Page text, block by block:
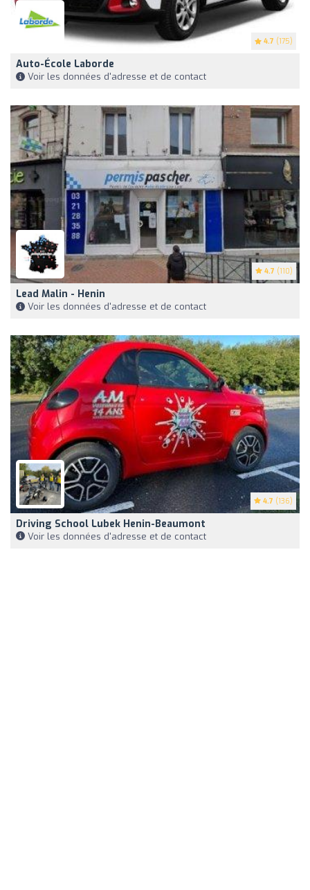
4.7 (175)
Auto-École Laborde
Voir les données d'adresse et de contact
4.7 (110)
Lead Malin - Henin
Voir les données d'adresse et de contact
4.7 (136)
Driving School Lubek Henin-Beaumont
Voir les données d'adresse et de contact